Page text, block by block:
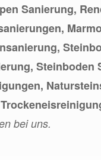
Sanierung,
Steinboden
bei uns.